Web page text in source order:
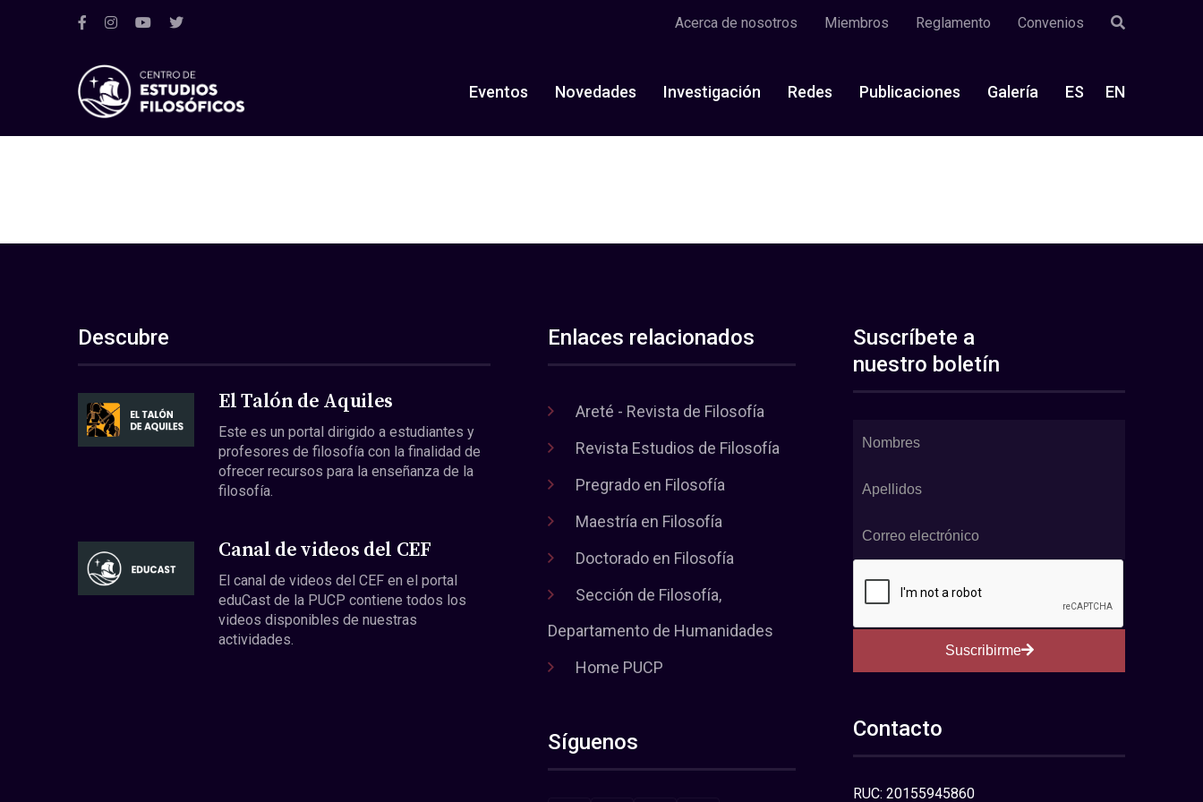
Acerca de nosotros Miembros Reglamento Convenios
Eventos Novedades Investigación Redes Publicaciones Galería ES EN
Descubre
El Talón de Aquiles
Este es un portal dirigido a estudiantes y
profesores de filosofía con la finalidad de
ofrecer recursos para la enseñanza de la
filosofía.
Canal de videos del CEF
El canal de videos del CEF en el portal
eduCast de la PUCP contiene todos los
videos disponibles de nuestras
actividades.
Enlaces relacionados
Areté - Revista de Filosofía
Revista Estudios de Filosofía
Pregrado en Filosofía
Maestría en Filosofía
Doctorado en Filosofía
Sección de Filosofía,
Departamento de Humanidades
Home PUCP
Síguenos
Suscríbete a
nuestro boletín
Suscribirme
Contacto
RUC: 20155945860